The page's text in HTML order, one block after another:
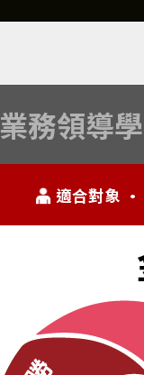
業務領導學
適合對象 •